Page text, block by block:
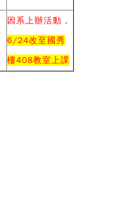
因系上辦活動，
6/24改至國秀
樓408教室上課